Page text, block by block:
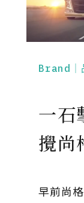
Brand｜
一石
攪尚
早前尚